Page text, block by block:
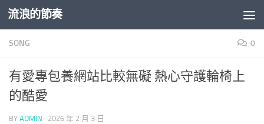
Skip to content
流浪的節奏
SONG 0
有愛專包養網站比較無礙 熱心守護輪椅上
的酷愛
BY ADMIN · 2026 年 2 月 3 日